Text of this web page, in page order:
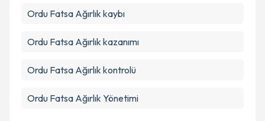
Ordu Fatsa Ağırlık kaybı
Ordu Fatsa Ağırlık kazanımı
Ordu Fatsa Ağırlık kontrolü
Ordu Fatsa Ağırlık Yönetimi